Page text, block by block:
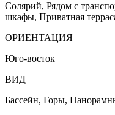
Солярий, Рядом с
шкафы, Приватная
ОРИЕНТАЦИЯ
Юго-восток
ВИД
Бассейн, Горы,